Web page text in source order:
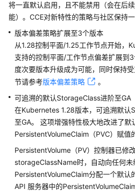
集
群
概
述
群
版
本
发
布
Kubernetes
版
本
将一直默认启用，且不能禁用（会在后
能）。CCE对新特性的策略与社区保持一
版本偏差策略扩展至3个版本
从1.28控制平面/1.25工作节点开始，
支持的控制平面/工作节点偏差扩展到
度次要版本升级成为可能，同时保持
节请参考版本偏差策略
。
可追溯的默认StorageClass进阶至GA
在Kubernetes 1.28版本，可追溯默认
至GA。 这项增强特性极大地改进了
PersistentVolumeClaim（PVC）赋值
PersistentVolume（PV）控制器已修
storageClassName时，自动向任何未
PersistentVolumeClaim分配一个默认
API 服务器中的